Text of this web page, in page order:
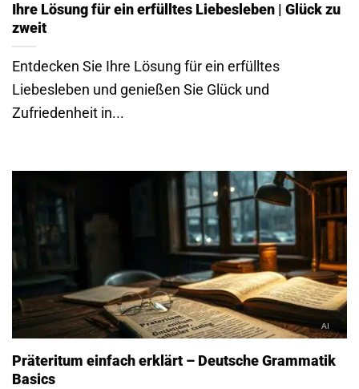
Ihre Lösung für ein erfülltes Liebesleben | Glück zu
zweit
Entdecken Sie Ihre Lösung für ein erfülltes
Liebesleben und genießen Sie Glück und
Zufriedenheit in...
Präteritum einfach erklärt – Deutsche Grammatik
Basics